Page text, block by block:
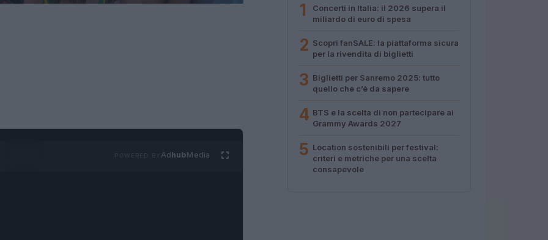
AdhubMedia
1
Concerti in Italia: il 2026 supera il
miliardo di euro di spesa
2 Scopri fanSALE: la piattaforma sicura
per la rivendita di biglietti
3 Biglietti per Sanremo 2025: tutto
quello che c’è da sapere
4 BTS e la scelta di non partecipare ai
Grammy Awards 2027
5 Location sostenibili per festival:
criteri e metriche per una scelta
consapevole